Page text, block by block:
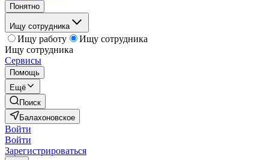
Понятно
Ищу сотрудника
Ищу работу
Ищу сотрудника
Ищу сотрудника
Сервисы
Помощь
Ещё
Поиск
Балахоновское
Войти
Войти
Зарегистрироваться